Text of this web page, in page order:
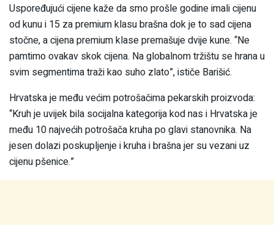
Uspoređujući cijene kaže da smo prošle godine imali cijenu
od kunu i 15 za premium klasu brašna dok je to sad cijena
stočne, a cijena premium klase premašuje dvije kune. “Ne
pamtimo ovakav skok cijena. Na globalnom tržištu se hrana u
svim segmentima traži kao suho zlato”, ističe Barišić.
Hrvatska je među većim potrošačima pekarskih proizvoda:
“Kruh je uvijek bila socijalna kategorija kod nas i Hrvatska je
među 10 najvećih potrošača kruha po glavi stanovnika. Na
jesen dolazi poskupljenje i kruha i brašna jer su vezani uz
cijenu pšenice.”